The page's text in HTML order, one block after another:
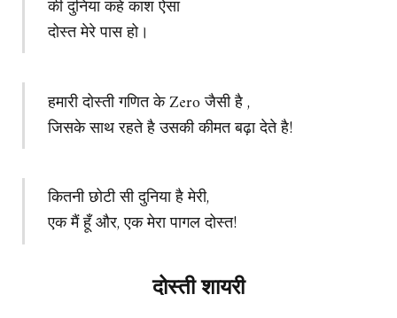
की दुनिया कहे काश ऐसा
दोस्त मेरे पास हो।
हमारी दोस्ती गणित के Zero जैसी है ,
जिसके साथ रहते है उसकी कीमत बढ़ा देते है!
कितनी छोटी सी दुनिया है मेरी,
एक मैं हूँ और, एक मेरा पागल दोस्त!
दोस्ती शायरी